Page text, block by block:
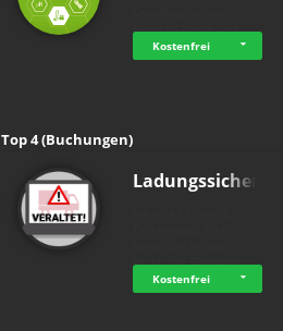
Bereich Chemie und …
Kostenfrei
Top 4 (Buchungen)
Ladungssicherung
Rechtliche Grundlage…
Kostenfrei